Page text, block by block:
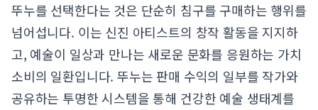
뚜누를 선택한다는 것은 단순히 침구를 구매하는 행위를
넘어섭니다. 이는 신진 아티스트의 창작 활동을 지지하
고, 예술이 일상과 만나는 새로운 문화를 응원하는 가치
소비의 일환입니다. 뚜누는 판매 수익의 일부를 작가와
공유하는 투명한 시스템을 통해 건강한 예술 생태계를